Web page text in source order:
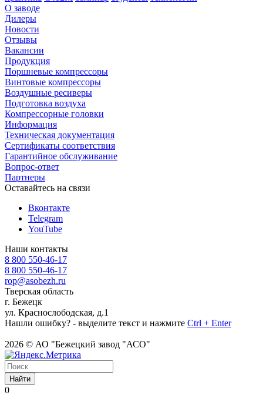
О заводе
Дилеры
Новости
Отзывы
Вакансии
Продукция
Поршневые компрессоры
Винтовые компрессоры
Воздушные ресиверы
Подготовка воздуха
Компрессорные головки
Информация
Техническая документация
Сертификаты соответствия
Гарантийное обслуживание
Вопрос-ответ
Партнеры
Оставайтесь на связи
Вконтакте
Telegram
YouTube
Наши контакты
8 800 550-46-17
8 800 550-46-17
rop@asobezh.ru
Тверская область
г. Бежецк
ул. Краснослободская, д.1
Нашли ошибку? - выделите текст и нажмите Ctrl + Enter
2026 © АО "Бежецкий завод "АСО"
Найти
0